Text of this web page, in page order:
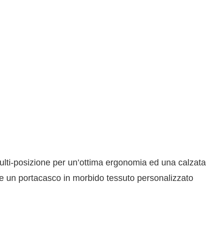
posizione per un’ottima ergonomia ed una calzata
un portacasco in morbido tessuto personalizzato